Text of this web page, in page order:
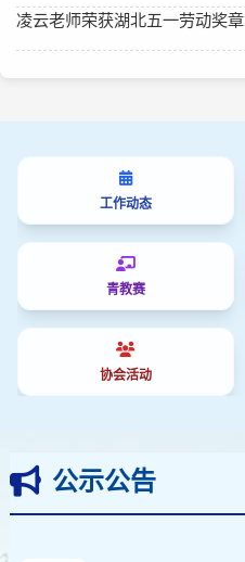
凌云老师荣获湖北五一劳动奖章
工作动态
青教赛
协会活动
公示公告